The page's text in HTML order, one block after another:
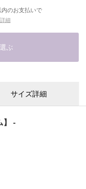
内のお支払いで
詳細
ぶ
サイズ詳細
】 -